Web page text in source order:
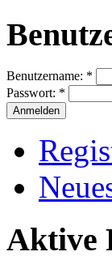
Benutzername: *
Passwort: *
Aktive